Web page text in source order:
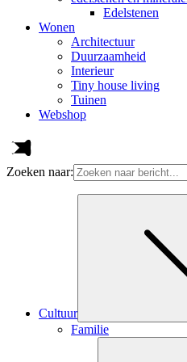
Edelstenen
Wonen
Architectuur
Duurzaamheid
Interieur
Tiny house living
Tuinen
Webshop
Zoeken naar:
Cultuur
Familie